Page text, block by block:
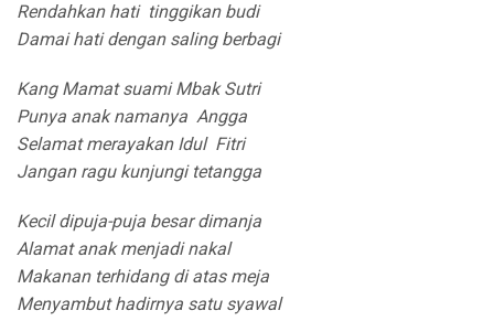
Rendahkan hati tinggikan budi
Damai hati dengan saling berbagi
Kang Mamat suami Mbak Sutri
Punya anak namanya Angga
Selamat merayakan Idul Fitri
Jangan ragu kunjungi tetangga
Kecil dipuja-puja besar dimanja
Alamat anak menjadi nakal
Makanan terhidang di atas meja
Menyambut hadirnya satu syawal